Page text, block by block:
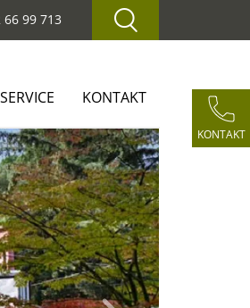
66 99 713
KONTAKT
SERVICE KONTAKT
Next